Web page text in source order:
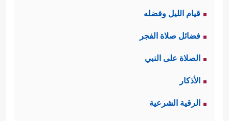
النصوص وصرفها عمدًا عن معانيها
لاستنباط معنًى آخر، يتقرَّب به إلى ذي
سلطان أو ذي جاه ومصلحة، وهؤلاء
داخِلُون في هذا الوعيد.
قيام الليل وفضله
فضائل صلاة الفجر
الصلاة على النبي
الأذكار
الرقية الشرعية